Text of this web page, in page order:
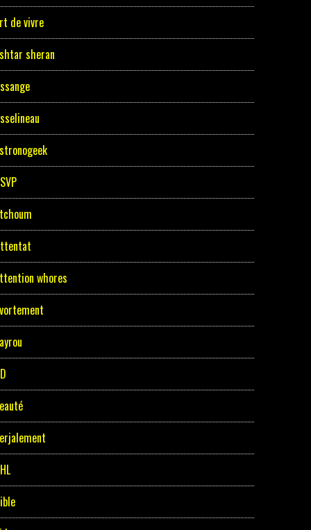
de vivre
sheran
whores